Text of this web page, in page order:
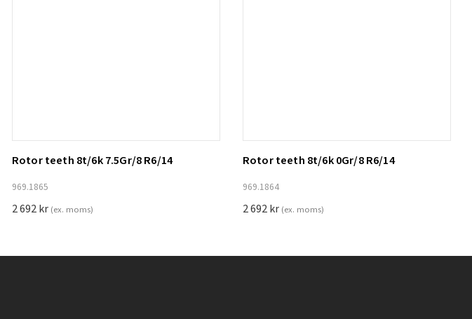
Lägg till i varukorg Lägg till i varukorg
Rotor teeth 8t/6k 7.5Gr/8 R6/14
969.1865
2 692kr (ex. moms)
Rotor teeth 8t/6k 0Gr/8 R6/14
969.1864
2 692kr (ex. moms)